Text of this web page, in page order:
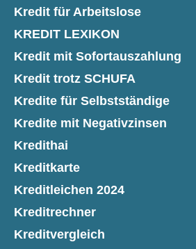
Kredit für Arbeitslose
KREDIT LEXIKON
Kredit mit Sofortauszahlung
Kredit trotz SCHUFA
Kredite für Selbstständige
Kredite mit Negativzinsen
Kredithai
Kreditkarte
Kreditleichen 2024
Kreditrechner
Kreditvergleich